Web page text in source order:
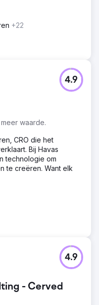
+22
waarde.
4.9
CRO die het
Bij Havas
technologie om
te creëren. Want elk
- Cerved
4.9